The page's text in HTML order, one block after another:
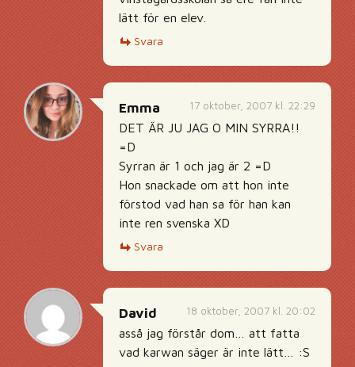
lätt för en elev.
Svara
17 oktober, 2007 kl. 22:29
Emma
DET ÄR JU JAG O MIN SYRRA!!
=D
Syrran är 1 och jag är 2 =D
Hon snackade om att hon inte
förstod vad han sa för han kan
inte ren svenska XD
Svara
18 oktober, 2007 kl. 20:02
David
asså jag förstår dom… att fatta
vad karwan säger är inte lätt… :S